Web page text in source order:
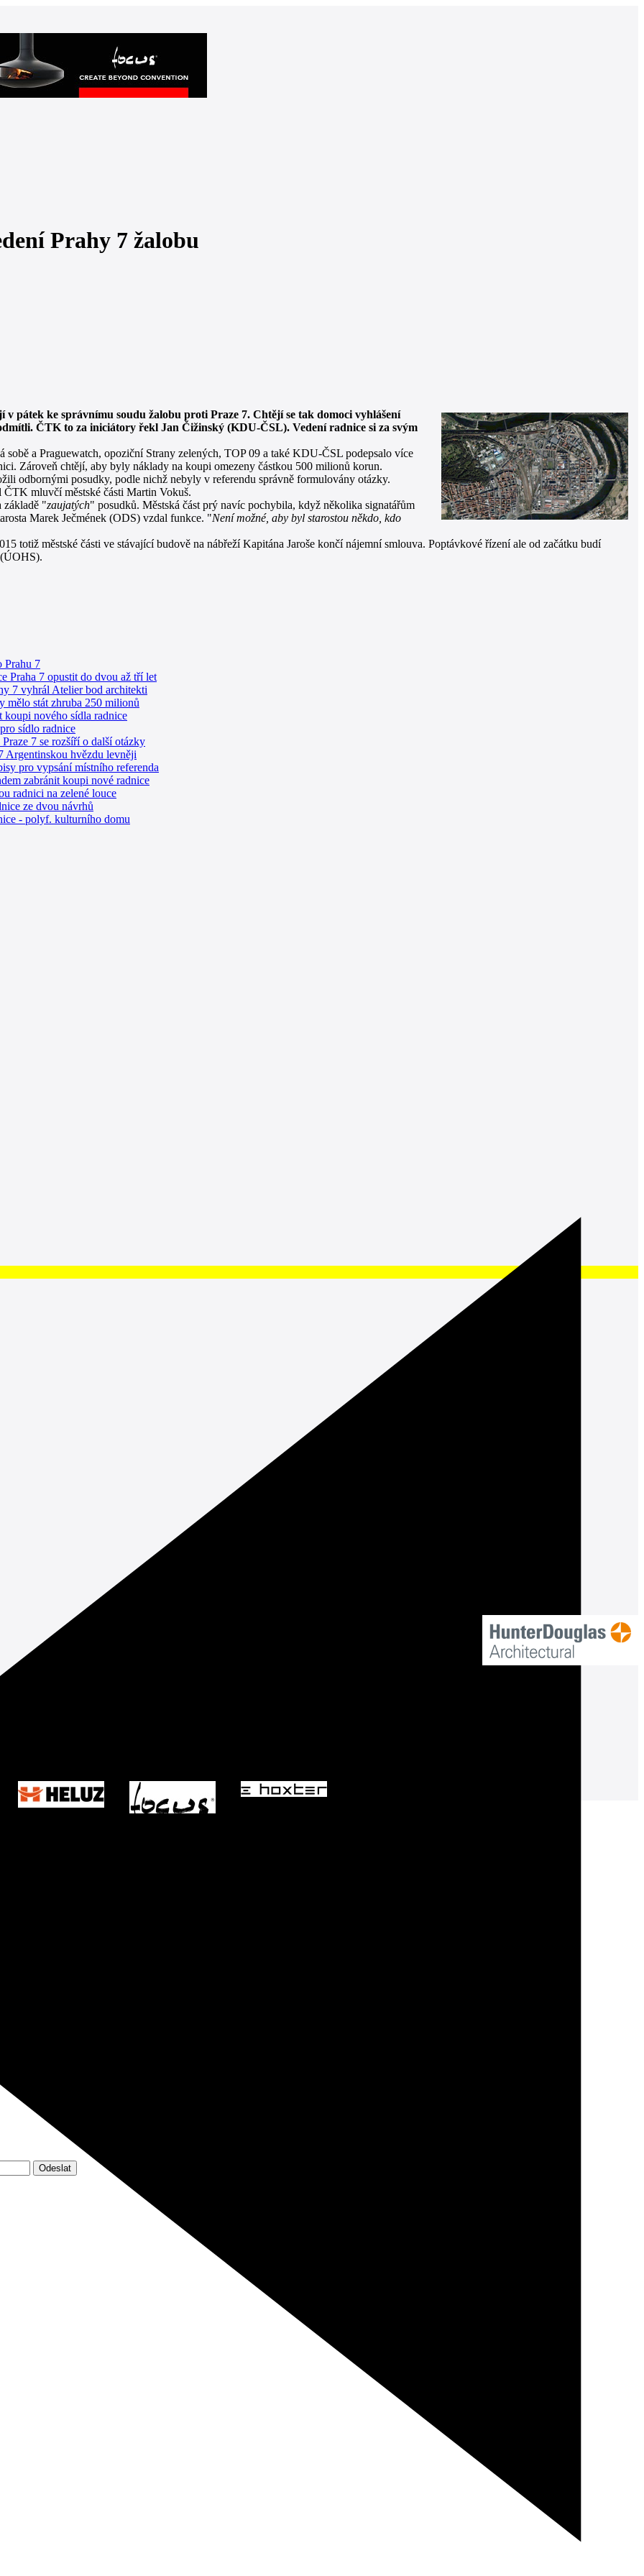
Prahy 7 žalobu
pátek ke správnímu soudu žalobu proti Praze 7. Chtějí se tak domoci vyhlášení
ČTK to za iniciátory řekl Jan Čižinský (KDU-ČSL). Vedení radnice si za svým
a Praguewatch, opoziční Strany zelených, TOP 09 a také KDU-ČSL podepsalo více
Zároveň chtějí, aby byly náklady na koupi omezeny částkou 500 milionů korun.
odbornými posudky, podle nichž nebyly v referendu správně formulovány otázky.
ČTK mluvčí městské části Martin Vokuš.
základě "zaujatých" posudků. Městská část prý navíc pochybila, když několika signatářům
Marek Ječmének (ODS) vzdal funkce. "Není možné, aby byl starostou někdo, kdo
totiž městské části ve stávající budově na nábřeží Kapitána Jaroše končí nájemní smlouva. Poptávkové řízení ale od začátku budí
Prahu 7
Praha 7 opustit do dvou až tří let
7 vyhrál Atelier bod architekti
mělo stát zhruba 250 milionů
koupi nového sídla radnice
sídlo radnice
7 se rozšíří o další otázky
Argentinskou hvězdu levněji
pro vypsání místního referenda
zabránit koupi nové radnice
radnici na zelené louce
ze dvou návrhů
- polyf. kulturního domu